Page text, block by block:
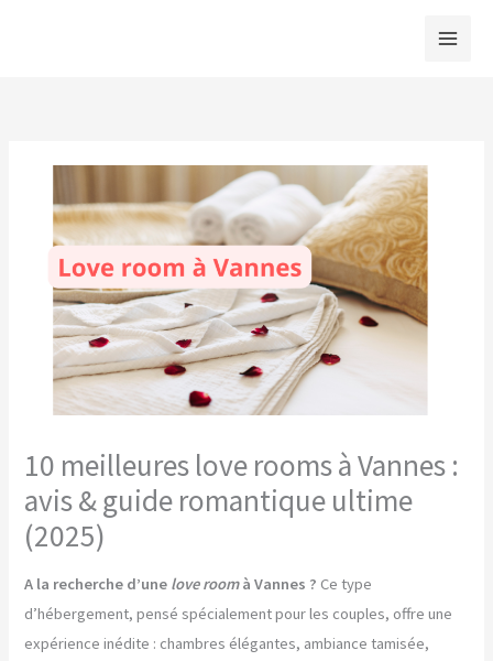
10 meilleures love rooms à Vannes :
avis & guide romantique ultime
(2025)
A la recherche d’une love roomà Vannes ? Ce type
d’hébergement, pensé spécialement pour les couples, offre une
expérience inédite : chambres élégantes, ambiance tamisée,